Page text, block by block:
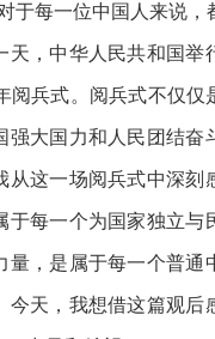
于每一位中国人来说，
天，中华人民共和国举
阅兵式。阅兵式不仅仅
强大国力和人民团结奋
从这一场阅兵式中深刻
于每一个为国家独立与
量，是属于每一个普通
今天，我想借这篇观后